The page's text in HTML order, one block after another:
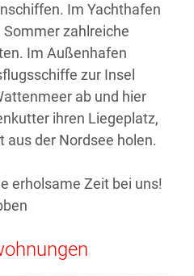
Im Yachthafen
zahlreiche
Im Außenhafen
zur Insel
ab und hier
ihren Liegeplatz,
aus der Nordsee holen.
erholsame Zeit bei uns!